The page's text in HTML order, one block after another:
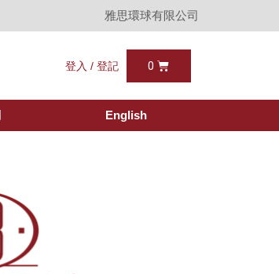
雅思環球有限公司
登入 / 登記
English